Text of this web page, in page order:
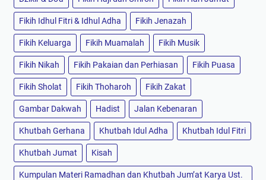
Fikih Idhul Fitri & Idhul Adha Fikih Jenazah
Fikih Keluarga Fikih Muamalah Fikih Musik
Fikih Nikah Fikih Pakaian dan Perhiasan Fikih Puasa
Fikih Sholat Fikih Thoharoh Fikih Zakat
Gambar Dakwah Hadist Jalan Kebenaran
Khutbah Gerhana Khutbah Idul Adha Khutbah Idul Fitri
Khutbah Jumat Kisah
Kumpulan Materi Ramadhan dan Khutbah Jum’at Karya Ust.